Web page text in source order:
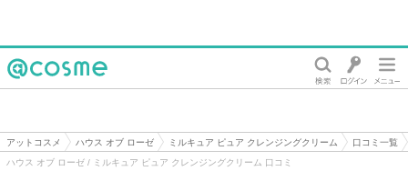
アットコスメ ハウス オブ ローゼ ミルキュア ピュア クレンジングクリーム
口コミ一覧
ハウス オブ ローゼ / ミルキュア ピュア クレンジングクリーム 口コミ